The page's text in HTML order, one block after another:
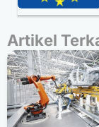
Artikel